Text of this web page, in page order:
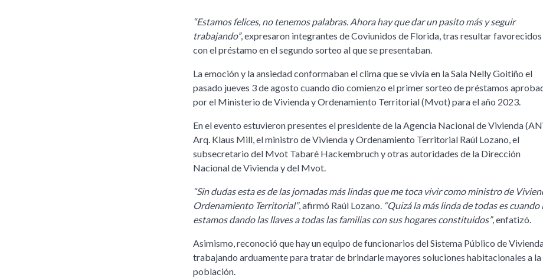
“Estamos felices, no tenemos palabras. Ahora hay que dar un pasito más y seguir
trabajando”, expresaron integrantes de Coviunidos de Florida, tras resultar favorecidos
con el préstamo en el segundo sorteo al que se presentaban.
La emoción y la ansiedad conformaban el clima que se vivía en la Sala Nelly Goitiño el
pasado jueves 3 de agosto cuando dio comienzo el primer sorteo de préstamos
por el Ministerio de Vivienda y Ordenamiento Territorial (Mvot) para el año 2023.
En el evento estuvieron presentes el presidente de la Agencia Nacional de Vivienda
Arq. Klaus Mill, el ministro de Vivienda y Ordenamiento Territorial Raúl Lozano, el
subsecretario del Mvot Tabaré Hackembruch y otras autoridades de la Dirección
Nacional de Vivienda y del Mvot.
“Sin dudas esta es de las jornadas más lindas que me toca vivir como ministro de
Ordenamiento Territorial”, afirmó Raúl Lozano. “Quizá la más linda de todas es cuando
estamos dando las llaves a todas las familias con sus hogares constituidos”, enfatizó.
Asimismo, reconoció que hay un equipo de funcionarios del Sistema Público de
trabajando arduamente para tratar de brindarle mayores soluciones habitacionales a la
población.